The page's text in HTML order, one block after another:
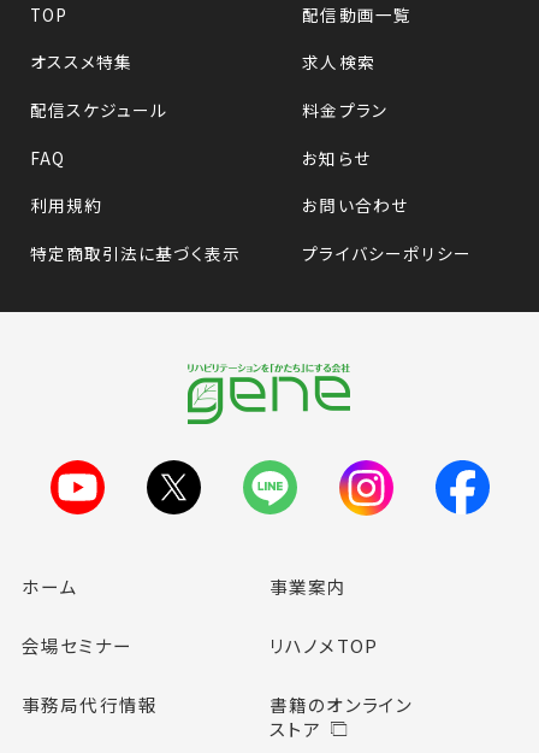
TOP
配信動画一覧
オススメ特集
求人検索
配信スケジュール
料金プラン
FAQ
お知らせ
利用規約
お問い合わせ
特定商取引法に基づく表示
プライバシーポリシー
ホーム 事業案内
会場セミナー リハノメTOP
事務局代行情報
書籍のオンライン
ストア